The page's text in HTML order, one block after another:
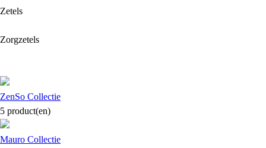
Zetels
Zorgzetels
ZenSo Collectie
5 product(en)
Mauro Collectie